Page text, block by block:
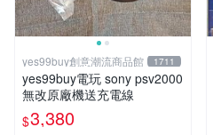
yes99buy創意潮流商品館 1711
yes99buy電玩 sony psv2000
無改原廠機送充電線
$3,380